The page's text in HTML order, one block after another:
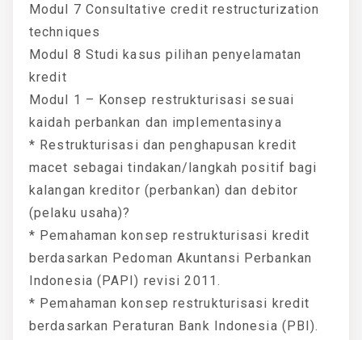
Modul 7 Consultative credit restructurization
techniques
Modul 8 Studi kasus pilihan penyelamatan
kredit
Modul 1 – Konsep restrukturisasi sesuai
kaidah perbankan dan implementasinya
* Restrukturisasi dan penghapusan kredit
macet sebagai tindakan/langkah positif bagi
kalangan kreditor (perbankan) dan debitor
(pelaku usaha)?
* Pemahaman konsep restrukturisasi kredit
berdasarkan Pedoman Akuntansi Perbankan
Indonesia (PAPI) revisi 2011.
* Pemahaman konsep restrukturisasi kredit
berdasarkan Peraturan Bank Indonesia (PBI).